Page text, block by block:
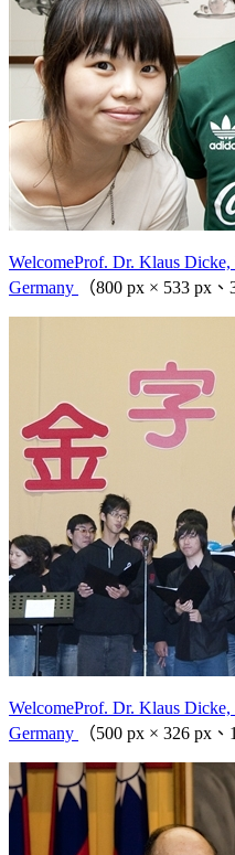
WelcomeProf. Dr. Klaus
Germany
（800 px × 533 px、
WelcomeProf. Dr. Klaus
Germany
（500 px × 326 px、